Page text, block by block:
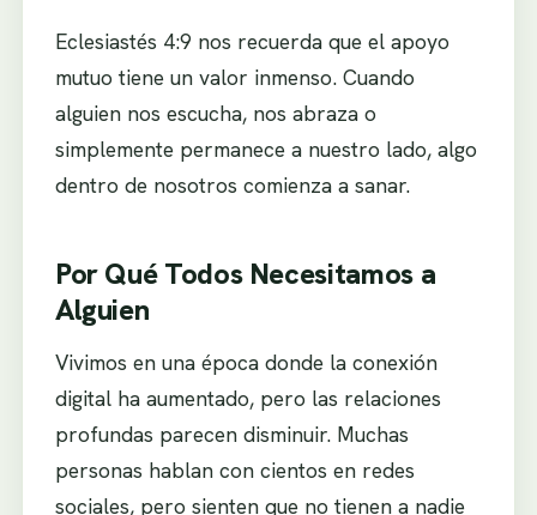
Eclesiastés 4:9 nos recuerda que el apoyo
mutuo tiene un valor inmenso. Cuando
alguien nos escucha, nos abraza o
simplemente permanece a nuestro lado, algo
dentro de nosotros comienza a sanar.
Por Qué Todos Necesitamos a
Alguien
Vivimos en una época donde la conexión
digital ha aumentado, pero las relaciones
profundas parecen disminuir. Muchas
personas hablan con cientos en redes
sociales, pero sienten que no tienen a nadie